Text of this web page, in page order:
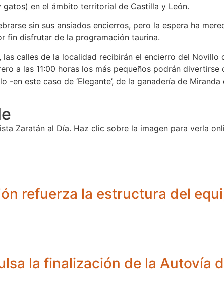
en el ámbito territorial de Castilla y León.
sin sus ansiados encierros, pero la espera ha
fin disfrutar de la programación taurina.
calles de la localidad recibirán el encierro del Novillo
a las 11:00 horas los más pequeños podrán
en este caso de ‘Elegante’, de la ganadería de
Zaratán al Día. Haz clic sobre la imagen para verla
refuerza la estructura del
la finalización de la Autovía